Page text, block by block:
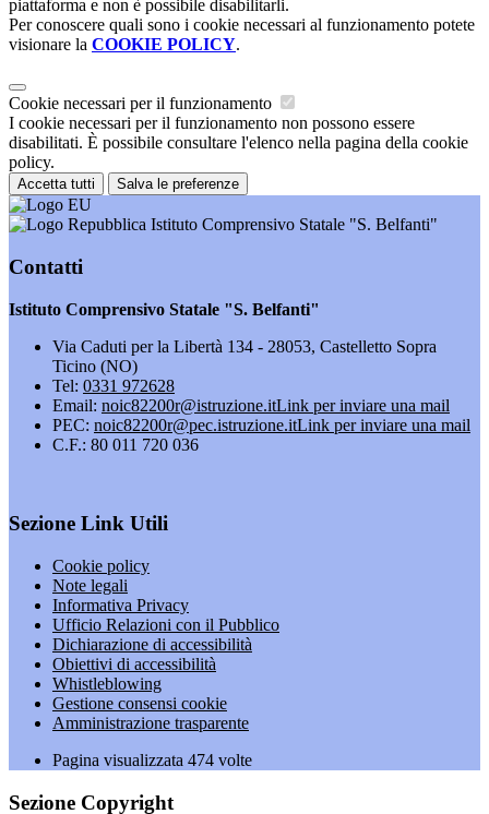
piattaforma e non è possibile disabilitarli.
Per conoscere quali sono i cookie necessari al funzionamento potete
visionare la COOKIE POLICY.
Cookie necessari per il funzionamento
I cookie necessari per il funzionamento non possono essere
disabilitati. È possibile consultare l'elenco nella pagina della cookie
policy.
Accetta tutti Salva le preferenze
Istituto Comprensivo Statale "S. Belfanti"
Contatti
Istituto Comprensivo Statale "S. Belfanti"
Via Caduti per la Libertà 134 - 28053, Castelletto Sopra
Ticino (NO)
Tel: 0331 972628
Email: noic82200r@istruzione.itLink per inviare una mail
PEC: noic82200r@pec.istruzione.itLink per inviare una mail
C.F.: 80 011 720 036
Sezione Link Utili
Cookie policy
Note legali
Informativa Privacy
Ufficio Relazioni con il Pubblico
Dichiarazione di accessibilità
Obiettivi di accessibilità
Whistleblowing
Gestione consensi cookie
Amministrazione trasparente
Pagina visualizzata 474 volte
Sezione Copyright